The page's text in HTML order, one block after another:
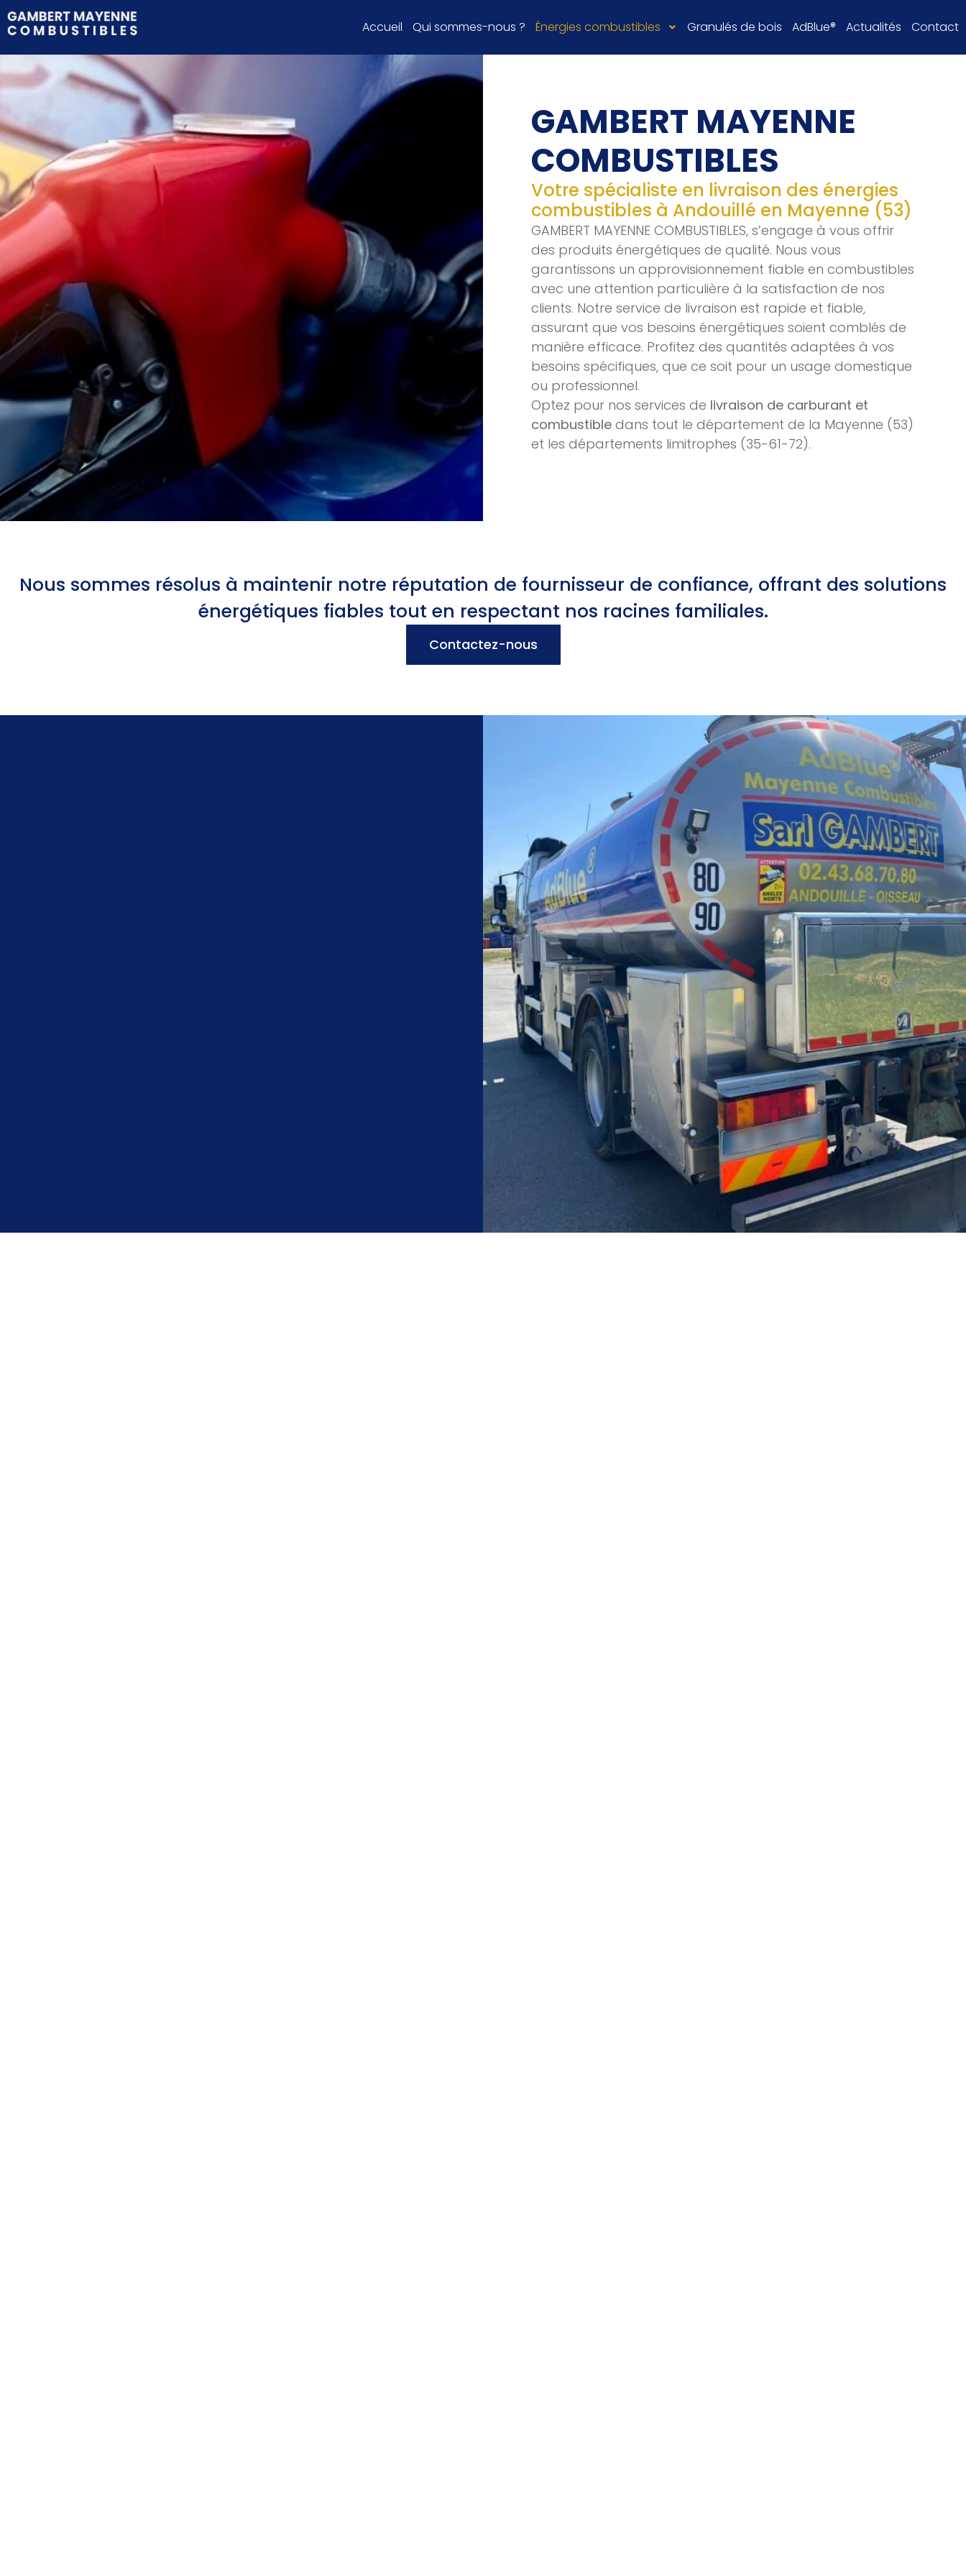
Accueil Qui sommes-nous ? Énergies combustibles Granulés de bois AdBlue® Actualités Contact
GAMBERT MAYENNE
COMBUSTIBLES
Votre spécialiste en livraison des énergies
combustibles à Andouillé en Mayenne (53)
GAMBERT MAYENNE COMBUSTIBLES, s’engage à vous offrir
des produits énergétiques de qualité. Nous vous
garantissons un approvisionnement fiable en combustibles
avec une attention particulière à la satisfaction de nos
clients. Notre service de livraison est rapide et fiable,
assurant que vos besoins énergétiques soient comblés de
manière efficace. Profitez des quantités adaptées à vos
besoins spécifiques, que ce soit pour un usage domestique
ou professionnel.
Optez pour nos services de livraison de carburant et
combustible dans tout le département de la Mayenne (53)
et les départements limitrophes (35-61-72).
Nous sommes résolus à maintenir notre réputation de fournisseur de confiance, offrant des solutions
énergétiques fiables tout en respectant nos racines familiales.
Contactez-nous